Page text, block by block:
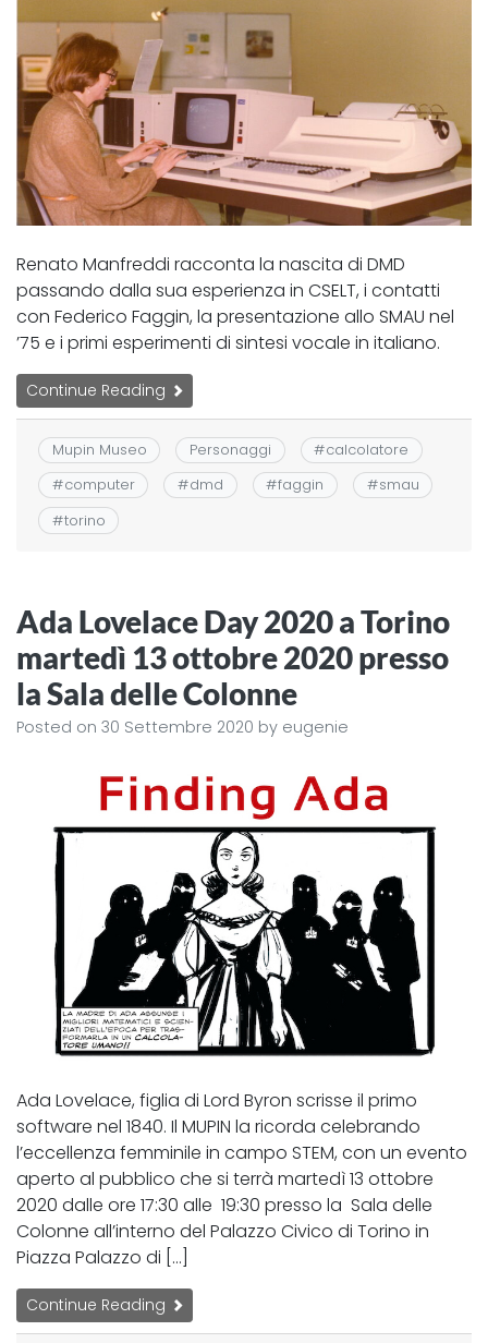
Renato Manfreddi racconta la nascita di DMD
passando dalla sua esperienza in CSELT, i contatti
con Federico Faggin, la presentazione allo SMAU nel
’75 e i primi esperimenti di sintesi vocale in italiano.
Continue Reading
Mupin Museo Personaggi #calcolatore
#computer #dmd #faggin #smau
#torino
Ada Lovelace Day 2020 a Torino
martedì 13 ottobre 2020 presso
la Sala delle Colonne
Posted on 30 Settembre 2020 by eugenie
Ada Lovelace, figlia di Lord Byron scrisse il primo
software nel 1840. Il MUPIN la ricorda celebrando
l’eccellenza femminile in campo STEM, con un evento
aperto al pubblico che si terrà martedì 13 ottobre
2020 dalle ore 17:30 alle 19:30 presso la Sala delle
Colonne all’interno del Palazzo Civico di Torino in
Piazza Palazzo di […]
Continue Reading